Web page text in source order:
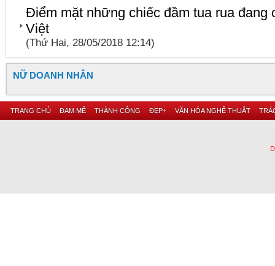
Điểm mặt những chiếc đầm tua rua đang
Việt
(Thứ Hai, 28/05/2018 12:14)
NỮ DOANH NHÂN
TRANG CHỦ ĐAM MÊ THÀNH CÔNG ĐẸP+ VĂN HÓA NGHỆ THUẬT